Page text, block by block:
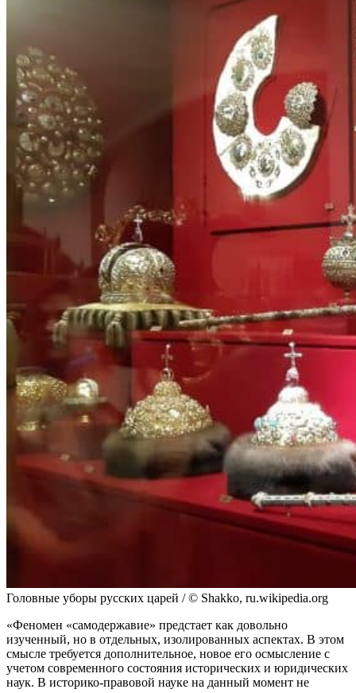
Головные уборы русских царей / © Shakko, ru.wikipedia.org
«Феномен «самодержавие» предстает как довольно
изученный, но в отдельных, изолированных аспектах. В этом
смысле требуется дополнительное, новое его осмысление с
учетом современного состояния исторических и юридических
наук. В историко-правовой науке на данный момент не